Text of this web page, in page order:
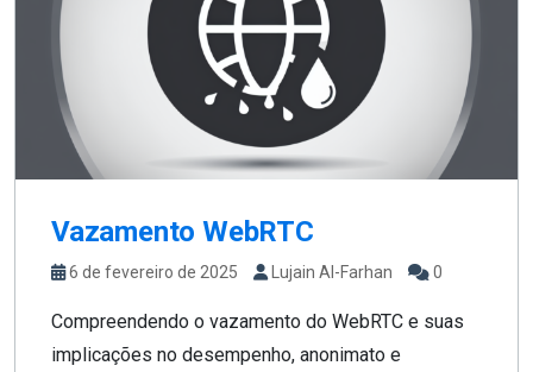
Vazamento WebRTC
6 de fevereiro de 2025 Lujain Al-Farhan 0
Compreendendo o vazamento do WebRTC e suas
implicações no desempenho, anonimato e